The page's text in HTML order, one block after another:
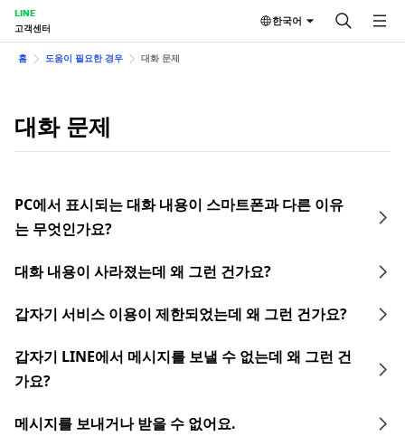
LINE
고객센터
한국어
홈 도움이 필요한 경우 대화 문제
대화 문제
PC에서 표시되는 대화 내용이 스마트폰과 다른 이유
는 무엇인가요?
대화 내용이 사라졌는데 왜 그런 건가요?
갑자기 서비스 이용이 제한되었는데 왜 그런 건가요?
갑자기 LINE에서 메시지를 보낼 수 없는데 왜 그런 건
가요?
메시지를 보내거나 받을 수 없어요.